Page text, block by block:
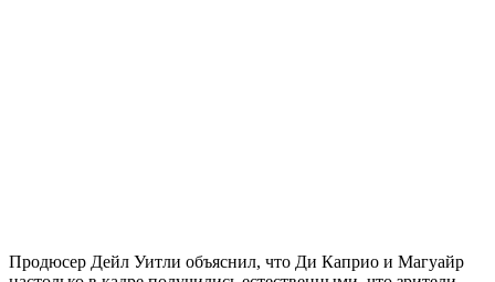
Продюсер Дейл Уитли объяснил, что Ди Каприо и Магуайр